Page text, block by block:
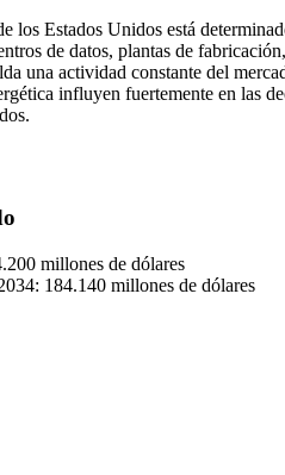
los Estados Unidos está
de datos, plantas de
una actividad constante del
influyen fuertemente en las
millones de dólares
184.140 millones de dólares